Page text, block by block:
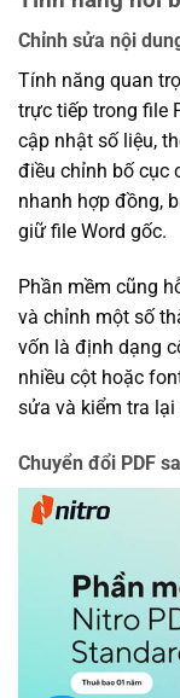
Chỉnh sửa nội
Tính năng quan
trực tiếp trong file
cập nhật số liệu,
điều chỉnh bố cục
nhanh hợp đồng,
giữ file Word gốc.
Phần mềm cũng
và chỉnh một số
vốn là định dạng
nhiều cột hoặc
sửa và kiểm tra
Chuyển đổi PDF